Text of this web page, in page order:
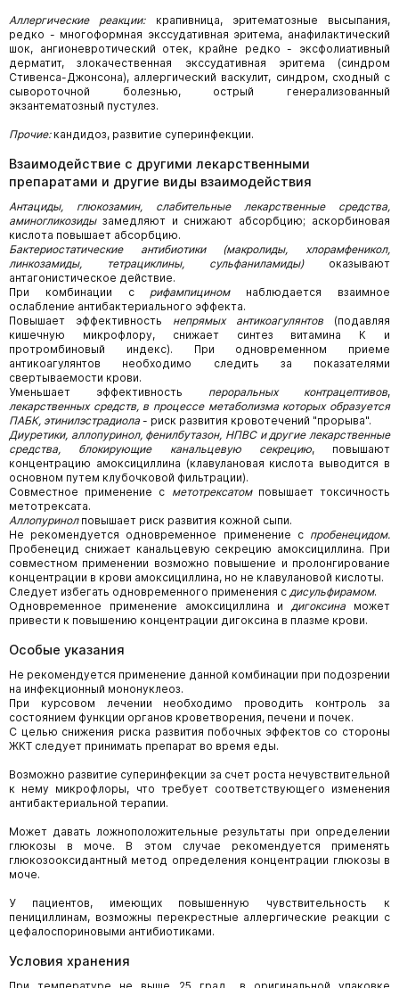
Аллергические реакции:крапивница, эритематозные высыпания,
редко - многоформная экссудативная эритема, анафилактический
шок, ангионевротический отек, крайне редко - эксфолиативный
дерматит, злокачественная экссудативная эритема (синдром
Стивенса-Джонсона), аллергический васкулит, синдром, сходный с
сывороточной болезнью, острый генерализованный
экзантематозный пустулез.
Прочие:кандидоз, развитие суперинфекции.
Взаимодействие с другими лекарственными
препаратами и другие виды взаимодействия
Антациды, глюкозамин, слабительные лекарственные средства,
аминогликозидызамедляют и снижают абсорбцию; аскорбиновая
кислота повышает абсорбцию.
Бактериостатические антибиотики (макролиды, хлорамфеникол,
линкозамиды, тетрациклины, сульфаниламиды)оказывают
антагонистическое действие.
При комбинации с рифампициномнаблюдается взаимное
ослабление антибактериального эффекта.
Повышает эффективность непрямых антикоагулянтов (подавляя
кишечную микрофлору, снижает синтез витамина К и
протромбиновый индекс). При одновременном приеме
антикоагулянтов необходимо следить за показателями
свертываемости крови.
Уменьшает эффективность пероральных контрацептивов,
лекарственных средств, в процессе метаболизма которых образуется
ПАБК, этинилэстрадиола - риск развития кровотечений "прорыва".
Диуретики, аллопуринол, фенилбутазон, НПВС и другие лекарственные
средства, блокирующие канальцевую секрецию, повышают
концентрацию амоксициллина (клавулановая кислота выводится в
основном путем клубочковой фильтрации).
Совместное применение с метотрексатом повышает токсичность
метотрексата.
Аллопуринолповышает риск развития кожной сыпи.
Не рекомендуется одновременное применение с пробенецидом.
Пробенецид снижает канальцевую секрецию амоксициллина. При
совместном применении возможно повышение и пролонгирование
концентрации в крови амоксициллина, но не клавулановой кислоты.
Следует избегать одновременного применения с дисульфирамом.
Одновременное применение амоксициллина идигоксина может
привести к повышению концентрации дигоксина в плазме крови.
Особые указания
Не рекомендуется применение данной комбинации при подозрении
на инфекционный мононуклеоз.
При курсовом лечении необходимо проводить контроль за
состоянием функции органов кроветворения, печени и почек.
С целью снижения риска развития побочных эффектов со стороны
ЖКТ следует принимать препарат во время еды.
Возможно развитие суперинфекции за счет роста нечувствительной
к нему микрофлоры, что требует соответствующего изменения
антибактериальной терапии.
Может давать ложноположительные результаты при определении
глюкозы в моче. В этом случае рекомендуется применять
глюкозооксидантный метод определения концентрации глюкозы в
моче.
У пациентов, имеющих повышенную чувствительность к
пенициллинам, возможны перекрестные аллергические реакции с
цефалоспориновыми антибиотиками.
Условия хранения